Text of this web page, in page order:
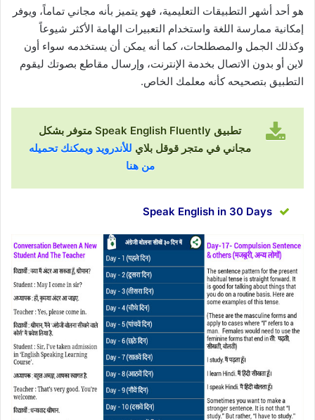
هو أحد أشهر التطبيقات التعليمية، فهو يتميز بأنه مجاني تماماً، ويوفر
إمكانية ممارسة اللغة واستخدام التعبيرات الهامة الأكثر شيوعاً
وكذلك الجمل والمصطلحات، كما أنه يمكن أن يستخدمه سواء أون
لاين أو بدون الاتصال بخدمة الإنترنت، وإرسال مقاطع بصوتك ليقوم
التطبيق بتصحيحه كأنه معلمك الخاص.
تطبيق Speak English Fluently متوفر بشكل
مجاني في متجر قوقل بلاي للأندرويد ويمكنك تحميله
من هنا
Speak English in 30 Days